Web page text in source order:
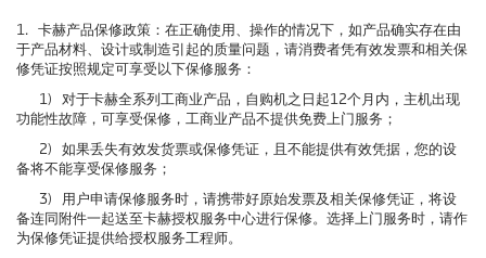
1. 卡赫产品保修政策：在正确使用、操作的情况下，如产品确实存在由
于产品材料、设计或制造引起的质量问题，请消费者凭有效发票和相关保
修凭证按照规定可享受以下保修服务：
1) 对于卡赫全系列工商业产品，自购机之日起12个月内，主机出现
功能性故障，可享受保修，工商业产品不提供免费上门服务；
2) 如果丢失有效发货票或保修凭证，且不能提供有效凭据，您的设
备将不能享受保修服务；
3) 用户申请保修服务时，请携带好原始发票及相关保修凭证，将设
备连同附件一起送至卡赫授权服务中心进行保修。选择上门服务时，请作
为保修凭证提供给授权服务工程师。